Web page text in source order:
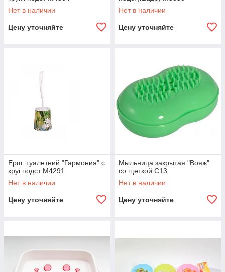
Нет в наличии
Цену уточняйте
Нет в наличии
Цену уточняйте
Ерш. туалетний "Гармония" с
круг.подст М4291
Нет в наличии
Цену уточняйте
Мыльница закрытая "Вояж"
со щеткой С13
Нет в наличии
Цену уточняйте